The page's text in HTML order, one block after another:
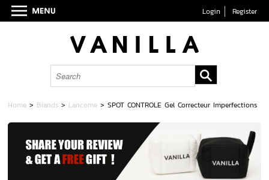
Login Register
Home > Brands > Lancome >SPOT CONTROLE Gel Correcteur Imperfections